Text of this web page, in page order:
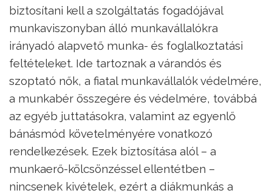
biztosítani kell a szolgáltatás fogadójával
munkaviszonyban álló munkavállalókra
irányadó alapvető munka- és foglalkoztatási
feltételeket. Ide tartoznak a várandós és
szoptató nők, a fiatal munkavállalók védelmére,
a munkabér összegére és védelmére, továbbá
az egyéb juttatásokra, valamint az egyenlő
bánásmód követelményére vonatkozó
rendelkezések. Ezek biztosítása alól – a
munkaerő-kölcsönzéssel ellentétben –
nincsenek kivételek, ezért a diákmunkás a